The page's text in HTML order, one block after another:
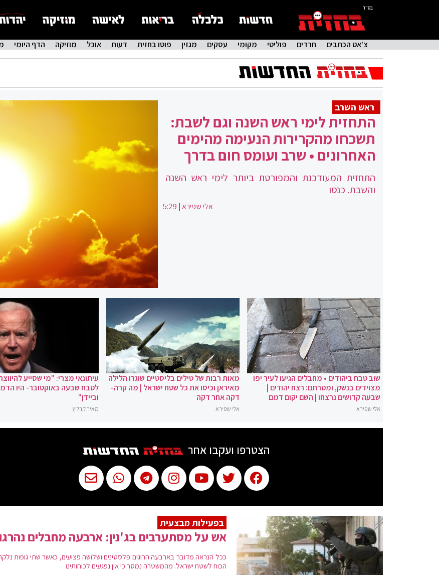
בס"ד
צ'אט הכתבים חרדים פוליטי מקומי עסקים מגזין פוטו בחזית דעות אוכל מוזיקה הדף היומי
ראש השרב
התחזית לימי ראש השנה וגם לשבת:
תשכחו מהקרירות הנעימה מהימים
האחרונים • שרב ועומס חום בדרך
התחזית המעודכנת והמפורטת ביותר לימי ראש השנה
והשבת. כנסו
אלי שפירא|
5:29
שוב טבח ביהודים • מחבלים הגיעו לעיר יפו
מצוידים בנשק, ומטרתם: רצח יהודים |
שבעה קדושים נרצחו | השם יקום דמם
אלי שפירא
מאות רבות של טילים בליסטיים שוגרו הלילה
מאיראן וכיסו את כל שטח ישראל | מה קרה-
דקה אחר דקה
אלי שפירא
עיתונאי מצרי: "מי שסייע
לטבח שבעה באוקטובר- היו
וביידן"
מאיר קרליץ
הצטרפו ועקבו אחר
בפעילות מבצעית
אש על מסתערבים בג'נין: ארבעה מחבלים
ככל הנראה מדובר בארבעה הרוגים פלסטינים ושלושה פצועים, כאשר שתי גופות
הכוח לשטח ישראל. מהמשטרה נמסר כי אין נפגעים לכוחותינו